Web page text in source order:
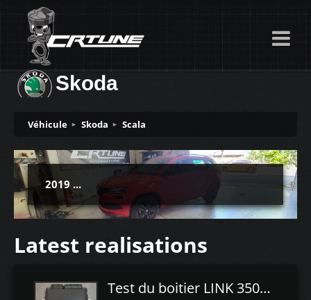
Skoda
Véhicule Skoda Scala
2019 ...
Latest realisations
Test du boitier LINK 350Z Plugin ECU